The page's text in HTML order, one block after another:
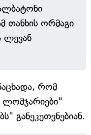
თანხის ორმაგი
ლევან
რომ
ლომჯარიები"
განეკუთვნებიან.